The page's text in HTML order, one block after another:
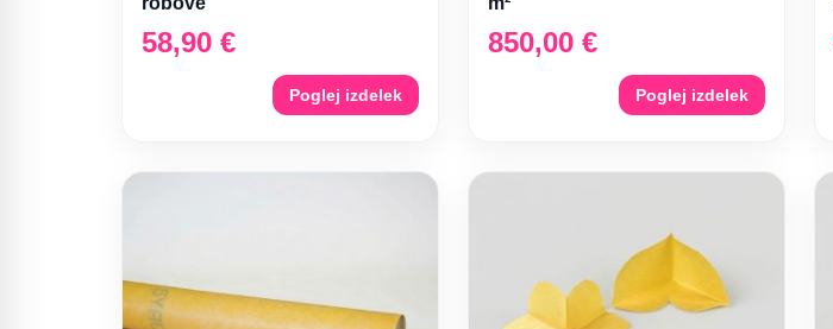
58,90 €
Poglej izdelek
850,00 €
Poglej izdelek